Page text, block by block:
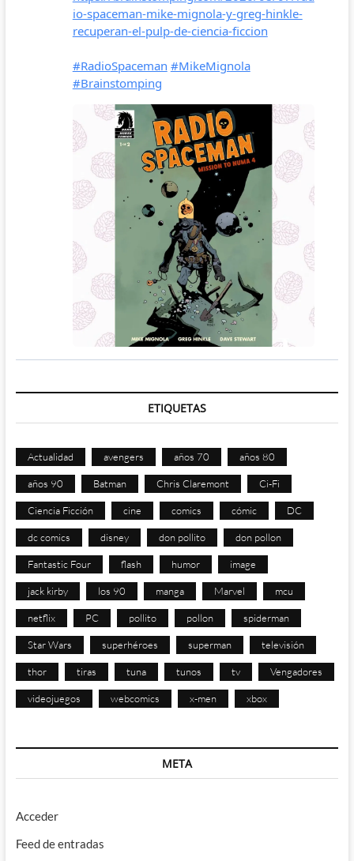
ETIQUETAS
Actualidad avengers años 70 años 80
años 90 Batman Chris Claremont Ci-Fi
Ciencia Ficción cine comics cómic DC
dc comics disney don pollito don pollon
Fantastic Four flash humor image
jack kirby los 90 manga Marvel mcu
netflix PC pollito pollon spiderman
Star Wars superhéroes superman televisión
thor tiras tuna tunos tv Vengadores
videojuegos webcomics x-men xbox
META
Acceder
Feed de entradas